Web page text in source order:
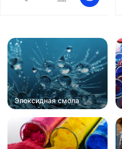
Эпоксидная смола